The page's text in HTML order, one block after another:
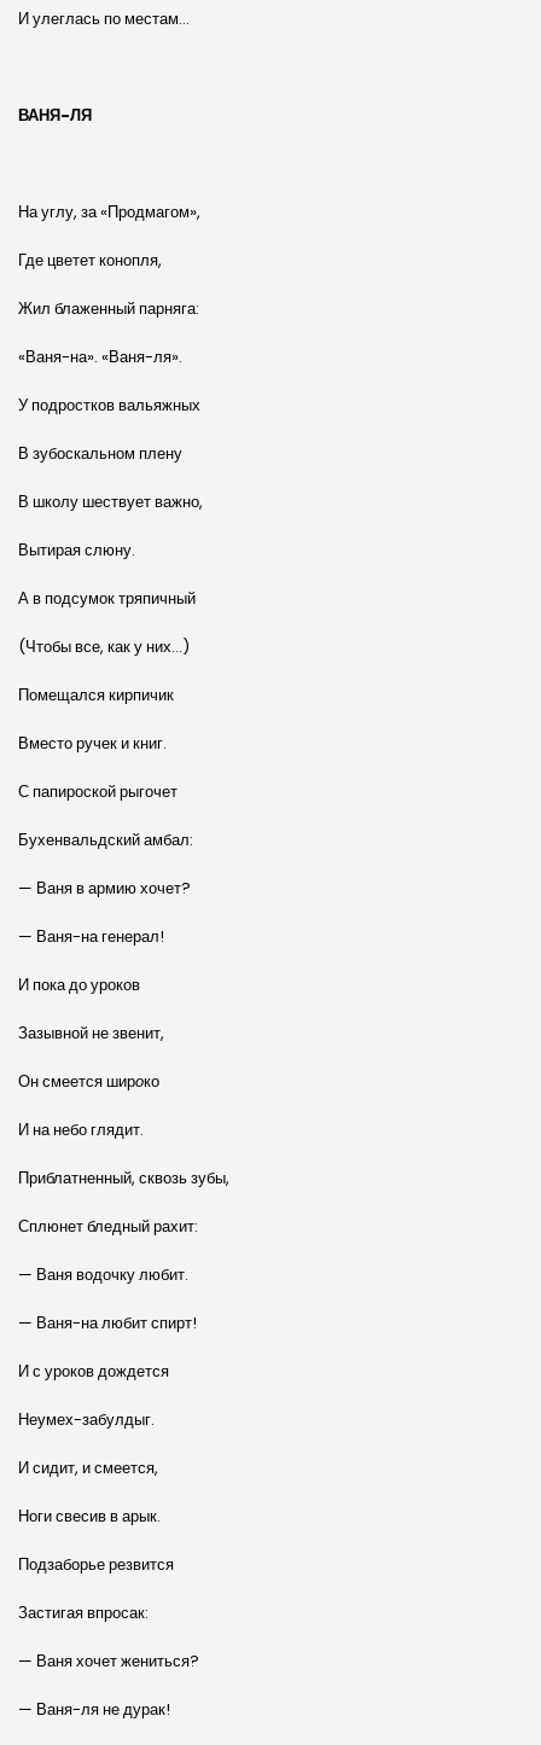
И улеглась по местам…
ВАНЯ-ЛЯ
На углу, за «Продмагом»,
Где цветет конопля,
Жил блаженный парняга:
«Ваня-на». «Ваня-ля».
У подростков вальяжных
В зубоскальном плену
В школу шествует важно,
Вытирая слюну.
А в подсумок тряпичный
(Чтобы все, как у них…)
Помещался кирпичик
Вместо ручек и книг.
С папироской рыгочет
Бухенвальдский амбал:
— Ваня в армию хочет?
— Ваня-на генерал!
И пока до уроков
Зазывной не звенит,
Он смеется широко
И на небо глядит.
Приблатненный, сквозь зубы,
Сплюнет бледный рахит:
— Ваня водочку любит.
— Ваня-на любит спирт!
И с уроков дождется
Неумех-забулдыг.
И сидит, и смеется,
Ноги свесив в арык.
Подзаборье резвится
Застигая впросак:
— Ваня хочет жениться?
— Ваня-ля не дурак!